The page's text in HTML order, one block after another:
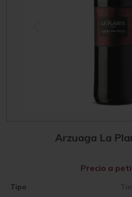
Arzuaga La
Tipo
Precio a